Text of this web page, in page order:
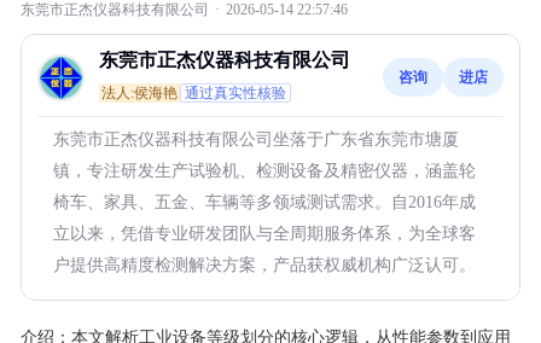
东莞市正杰仪器科技有限公司 · 2026-05-14 22:57:46
东莞市正杰仪器科技有限公司
法人:侯海艳 通过真实性核验
咨询 进店
东莞市正杰仪器科技有限公司坐落于广东省东莞市塘厦
镇，专注研发生产试验机、检测设备及精密仪器，涵盖轮
椅车、家具、五金、车辆等多领域测试需求。自2016年成
立以来，凭借专业研发团队与全周期服务体系，为全球客
户提供高精度检测解决方案，产品获权威机构广泛认可。
介绍： 本文解析工业设备等级划分的核心逻辑，从性能参数到应用